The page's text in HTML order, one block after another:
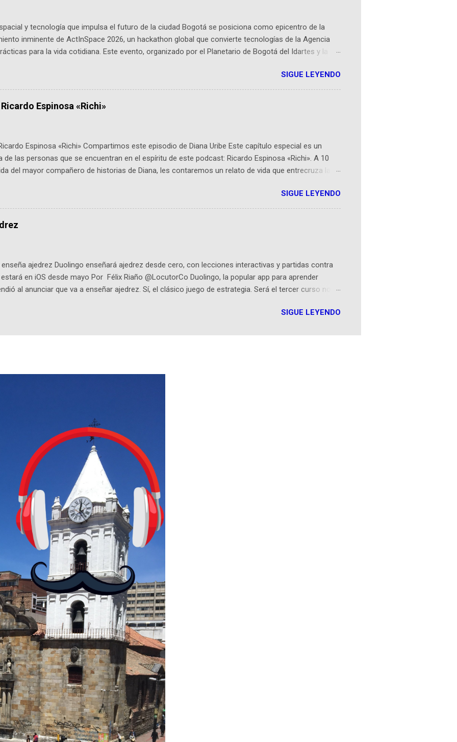
y tecnología que impulsa el futuro de la ciudad Bogotá se posiciona como epicentro de la
inminente de ActInSpace 2026, un hackathon global que convierte tecnologías de la Agencia
para la vida cotidiana. Este evento, organizado por el Planetario de Bogotá del Idartes y la
es ActInSpace y por qué importa en Bogotá ActInSpace es una competencia mundial que opera en
tienen 24 horas para idear startups basadas en tecnologías espaciales como satélites y
con un evento gratuito el 30 de enero a las 10:00 a. m. en el Planetario (calle 26B #5-93), in...
SIGUE LEYENDO
Espinosa «Richi»
Espinosa «Richi» Compartimos este episodio de Diana Uribe Este capítulo especial es un
de las personas que se encuentran en el espíritu de este podcast: Ricardo Espinosa «Richi». A 10
del mayor compañero de historias de Diana, les contaremos un relato de vida que entrecruza la
viene "la fuerza poderosa", del relato viviente que encarna una joven librera de Barichara y de
un personaje de gabán y sombrero que parecía sacado directamente de una novela de espías
-La colección Ricardo Espinosa: los cómics, las novelas y los libros reunidos por Richi hoy se
en la Biblioteca Luis Ángel Arango ¡Síguenos en nuestras Redes Sociales! Facebook:
SIGUE LEYENDO
ajedrez Duolingo enseñará ajedrez desde cero, con lecciones interactivas y partidas contra
en iOS desde mayo Por Félix Riaño @LocutorCo Duolingo, la popular app para aprender
al anunciar que va a enseñar ajedrez. Sí, el clásico juego de estrategia. Será el tercer curso no
primero en inglés. Los usuarios aprenderán desde lo más básico, como mover un alfil, hasta jugar
y ayudas visuales. ¿Será posible que una app que antes nos enseñó francés, ahora nos
SIGUE LEYENDO